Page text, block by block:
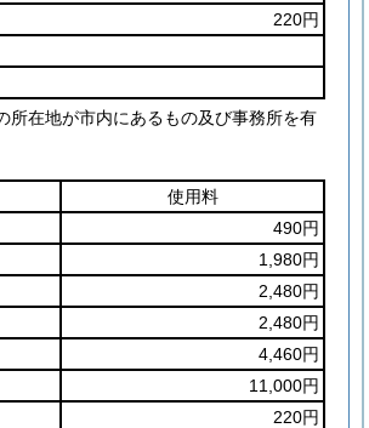
220円
在地が市内にあるもの及び事務所を有
使用料
490円
1,980円
2,480円
2,480円
4,460円
11,000円
220円